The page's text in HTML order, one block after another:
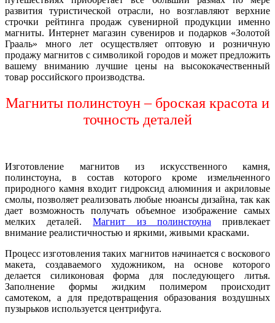
развития туристической отрасли, но возглавляют верхние
строчки рейтинга продаж сувенирной продукции именно
магниты. Интернет магазин сувениров и подарков «Золотой
Грааль» много лет осуществляет оптовую и розничную
продажу магнитов с символикой городов и может предложить
вашему вниманию лучшие цены на высококачественный
товар российского производства.
Магниты полинстоун – броская красота и
точность деталей
Изготовление магнитов из искусственного камня,
полинстоуна, в состав которого кроме измельченного
природного камня входит гидроксид алюминия и акриловые
смолы, позволяет реализовать любые нюансы дизайна, так как
дает возможность получать объемное изображение самых
мелких деталей.Магнит из полинстоуна привлекает
внимание реалистичностью и яркими, живыми красками.
Процесс изготовления таких магнитов начинается с воскового
макета, создаваемого художником, на основе которого
делается силиконовая форма для последующего литья.
Заполнение формы жидким полимером происходит
самотеком, а для предотвращения образования воздушных
пузырьков используется центрифуга.